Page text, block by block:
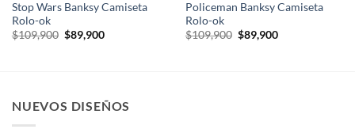
Stop Wars Banksy Camiseta
Rolo-ok
$109,900 El
precio
$89,900El
Policeman Banksy Camiseta
Rolo-ok
$109,900 El
precio
$89,900El
NUEVOS DISEÑOS